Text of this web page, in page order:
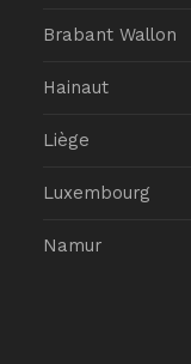
Brabant Wallon
Hainaut
Liège
Luxembourg
Namur